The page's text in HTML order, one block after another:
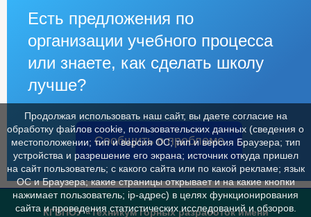
Есть предложения по
организации учебного процесса
или знаете, как сделать школу
лучше?
Сообщить о проблеме
КГБПОУ «Техникум горных разработок имени
Продолжая использовать наш сайт, вы даете согласие на
обработку файлов cookie, пользовательских данных (сведения о
местоположении; тип и версия ОС; тип и версия Браузера; тип
устройства и разрешение его экрана; источник откуда пришел
на сайт пользователь; с какого сайта или по какой рекламе; язык
ОС и Браузера; какие страницы открывает и на какие кнопки
нажимает пользователь; ip-адрес) в целях функционирования
сайта и проведения статистических исследований и обзоров.